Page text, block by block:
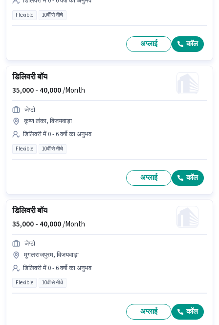
Flexible 10वीं से नीचे
अप्लाई कॉल
डिलिवरी बॉय
35,000 - 40,000/Month
जेप्टो
कृष्ण लंका, विजयवाड़ा
डिलिवरी में 0 - 6 वर्षो का अनुभव
Flexible 10वीं से नीचे
अप्लाई कॉल
डिलिवरी बॉय
35,000 - 40,000/Month
जेप्टो
मुगलराजपुरम, विजयवाड़ा
डिलिवरी में 0 - 6 वर्षो का अनुभव
Flexible 10वीं से नीचे
अप्लाई कॉल